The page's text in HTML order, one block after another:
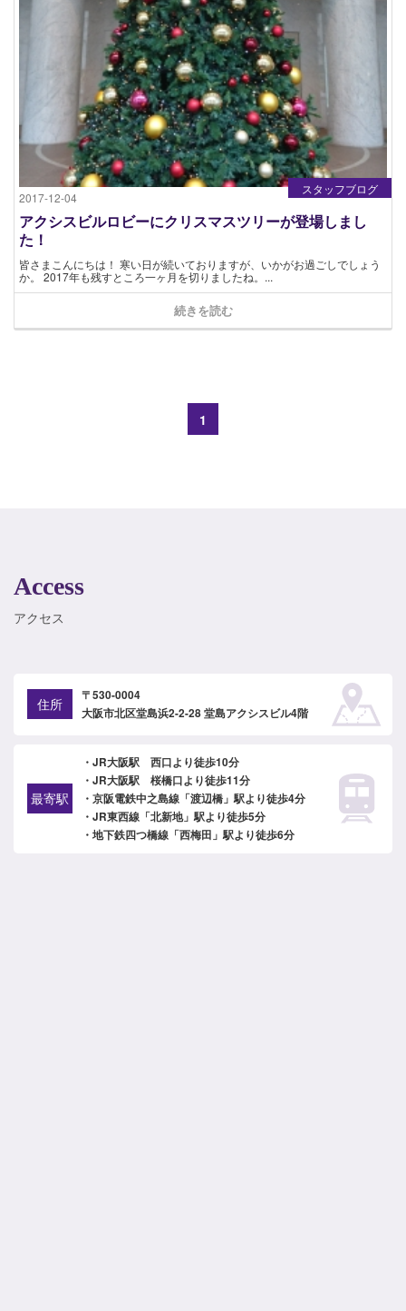
2017-12-04
スタッフブログ
アクシスビルロビーにクリスマスツリーが登場しまし
た！
皆さまこんにちは！ 寒い日が続いておりますが、いかがお過ごしでしょう
か。 2017年も残すところ一ヶ月を切りましたね。...
続きを読む
1
Access
アクセス
住所
〒530-0004
大阪市北区堂島浜2-2-28 堂島アクシスビル4階
最寄駅
・JR大阪駅 西口より徒歩10分
・JR大阪駅 桜橋口より徒歩11分
・京阪電鉄中之島線「渡辺橋」駅より徒歩4分
・JR東西線「北新地」駅より徒歩5分
・地下鉄四つ橋線「西梅田」駅より徒歩6分